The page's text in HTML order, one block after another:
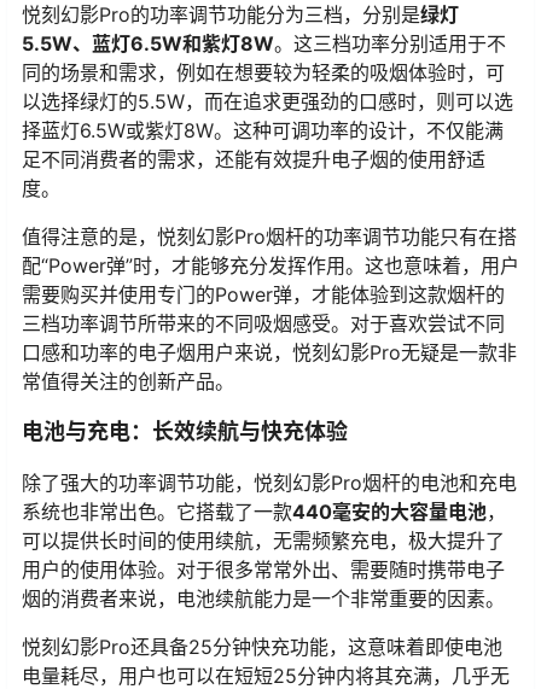
悦刻幻影Pro的功率调节功能分为三档，分别是绿灯
5.5W、蓝灯6.5W和紫灯8W。这三档功率分别适用于不
同的场景和需求，例如在想要较为轻柔的吸烟体验时，可
以选择绿灯的5.5W，而在追求更强劲的口感时，则可以选
择蓝灯6.5W或紫灯8W。这种可调功率的设计，不仅能满
足不同消费者的需求，还能有效提升电子烟的使用舒适
度。
值得注意的是，悦刻幻影Pro烟杆的功率调节功能只有在搭
配“Power弹”时，才能够充分发挥作用。这也意味着，用户
需要购买并使用专门的Power弹，才能体验到这款烟杆的
三档功率调节所带来的不同吸烟感受。对于喜欢尝试不同
口感和功率的电子烟用户来说，悦刻幻影Pro无疑是一款非
常值得关注的创新产品。
电池与充电：长效续航与快充体验
除了强大的功率调节功能，悦刻幻影Pro烟杆的电池和充电
系统也非常出色。它搭载了一款440毫安的大容量电池，
可以提供长时间的使用续航，无需频繁充电，极大提升了
用户的使用体验。对于很多常常外出、需要随时携带电子
烟的消费者来说，电池续航能力是一个非常重要的因素。
悦刻幻影Pro还具备25分钟快充功能，这意味着即使电池
电量耗尽，用户也可以在短短25分钟内将其充满，几乎无